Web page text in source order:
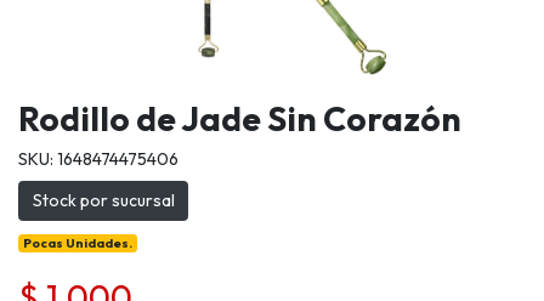
Rodillo de Jade Sin Corazón
SKU: 1648474475406
Stock por sucursal
Pocas Unidades.